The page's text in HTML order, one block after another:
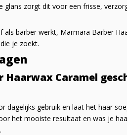
glans zorgt dit voor een frisse,
barber werkt, Marmara Barber
je zoekt.
Haarwax Caramel
dagelijks gebruik en laat het haar
het mooiste resultaat en was je